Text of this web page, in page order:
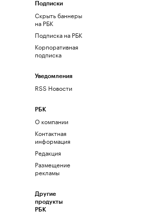
Подписки
Скрыть баннеры
на РБК
Подписка на РБК
Корпоративная
подписка
Уведомления
RSS Новости
РБК
О компании
Контактная
информация
Редакция
Размещение
рекламы
Другие
продукты
РБК